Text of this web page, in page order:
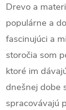
Drevo a
populárne a
fascinujúci a
storočia som
ktoré im
dnešnej dobe
spracovávajú